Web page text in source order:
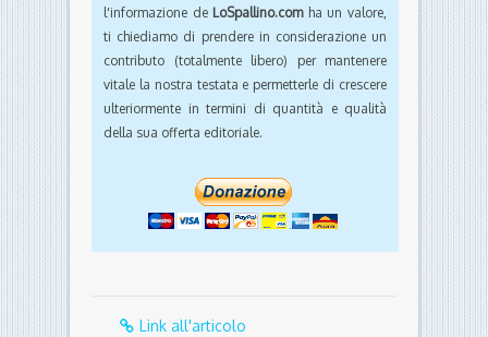
l'informazione de LoSpallino.comha un valore,
ti chiediamo di prendere in considerazione un
contributo (totalmente libero) per mantenere
vitale la nostra testata e permetterle di crescere
ulteriormente in termini di quantità e qualità
della sua offerta editoriale.
Link all'articolo